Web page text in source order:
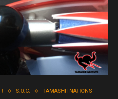
! S.O.C. TAMASHII NATIONS